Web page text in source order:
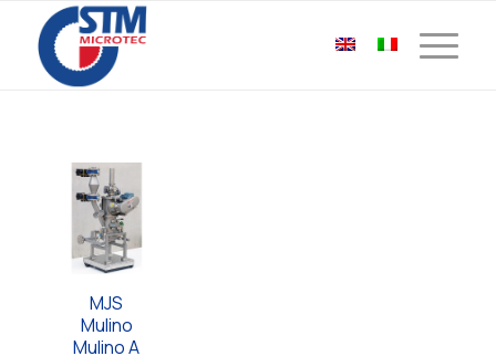
MJS
Mulino
Mulino A